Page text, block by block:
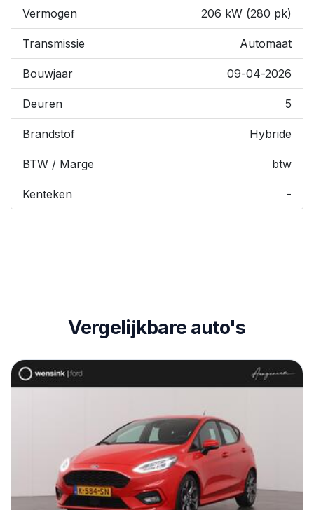
Vermogen 206 kW (280 pk)
Transmissie Automaat
Bouwjaar 09-04-2026
Deuren 5
Brandstof Hybride
BTW / Marge btw
Kenteken -
Vergelijkbare auto's